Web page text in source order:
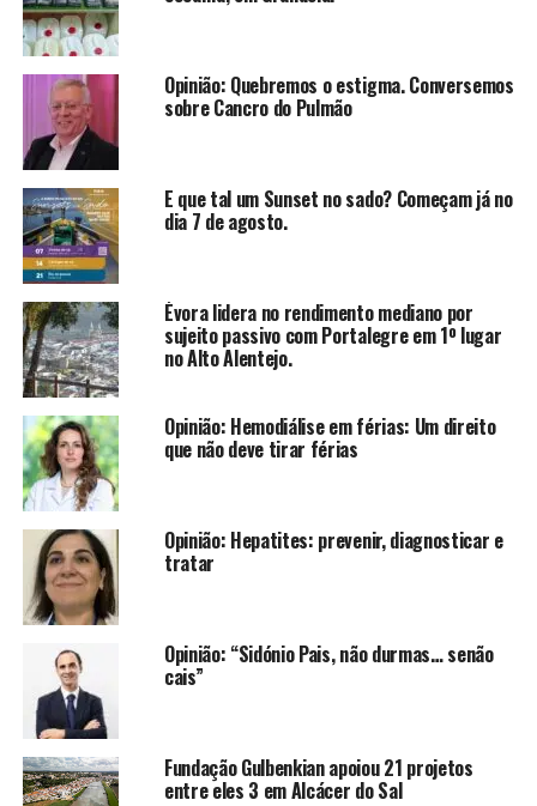
Opinião: Quebremos o estigma. Conversemos
sobre Cancro do Pulmão
E que tal um Sunset no sado? Começam já no
dia 7 de agosto.
Évora lidera no rendimento mediano por
sujeito passivo com Portalegre em 1º lugar
no Alto Alentejo.
Opinião: Hemodiálise em férias: Um direito
que não deve tirar férias
Opinião: Hepatites: prevenir, diagnosticar e
tratar
Opinião: “Sidónio Pais, não durmas… senão
cais”
Fundação Gulbenkian apoiou 21 projetos
entre eles 3 em Alcácer do Sal